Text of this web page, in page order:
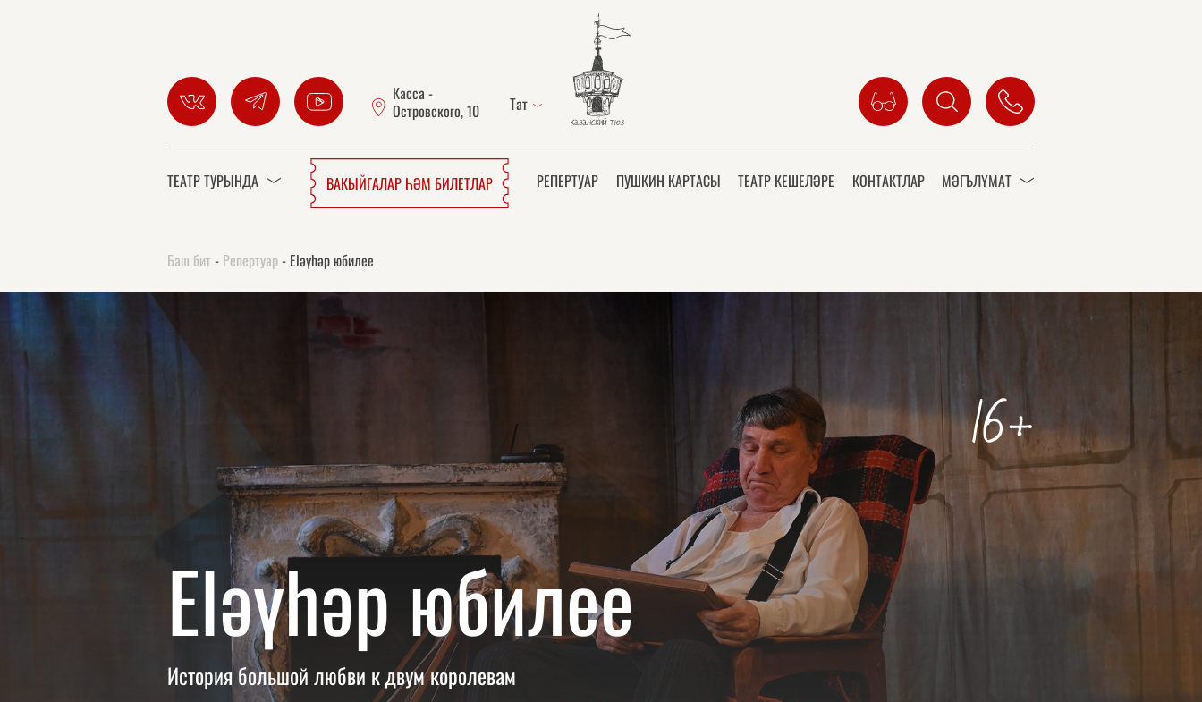
Касса -
Островского, 10
Тат
ТЕАТР ТУРЫНДА ВАКЫЙГАЛАР ҺӘМ БИЛЕТЛАР РЕПЕРТУАР ПУШКИН КАРТАСЫ ТЕАТР КЕШЕЛӘРЕ КОНТАКТЛАР МӘГЪЛҮМАТ
Баш бит - Репертуар- Elәүһәр юбилее
16+
Elәүһәр юбилее
История большой любви к двум королевам